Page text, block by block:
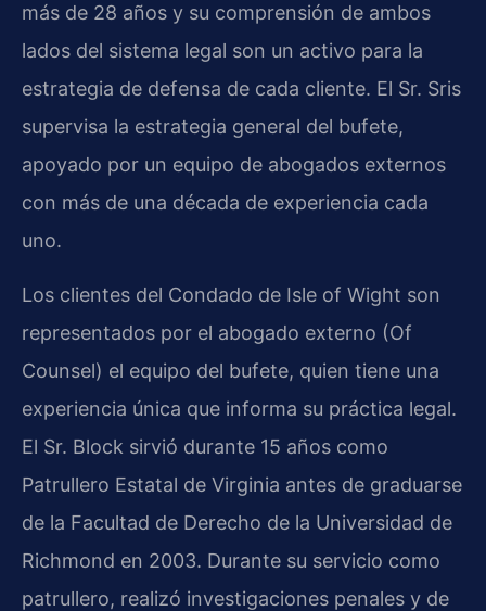
más de 28 años y su comprensión de ambos
lados del sistema legal son un activo para la
estrategia de defensa de cada cliente. El Sr. Sris
supervisa la estrategia general del bufete,
apoyado por un equipo de abogados externos
con más de una década de experiencia cada
uno.
Los clientes del Condado de Isle of Wight son
representados por el abogado externo (Of
Counsel) el equipo del bufete, quien tiene una
experiencia única que informa su práctica legal.
El Sr. Block sirvió durante 15 años como
Patrullero Estatal de Virginia antes de graduarse
de la Facultad de Derecho de la Universidad de
Richmond en 2003. Durante su servicio como
patrullero, realizó investigaciones penales y de